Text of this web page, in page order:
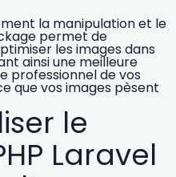
la manipulation et le
permet de
les images dans
ainsi une meilleure
professionnel de vos
que vos images pèsent
le
Laravel